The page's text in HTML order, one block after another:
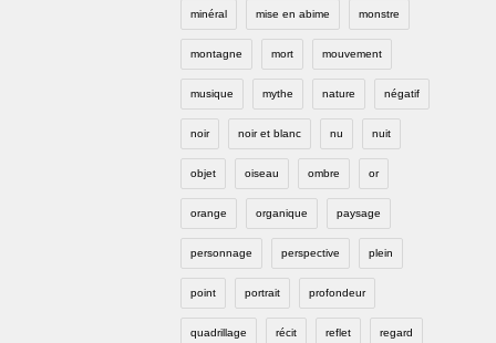
minéral mise en abime monstre
montagne mort mouvement
musique mythe nature négatif
noir noir et blanc nu nuit
objet oiseau ombre or
orange organique paysage
personnage perspective plein
point portrait profondeur
quadrillage récit reflet regard